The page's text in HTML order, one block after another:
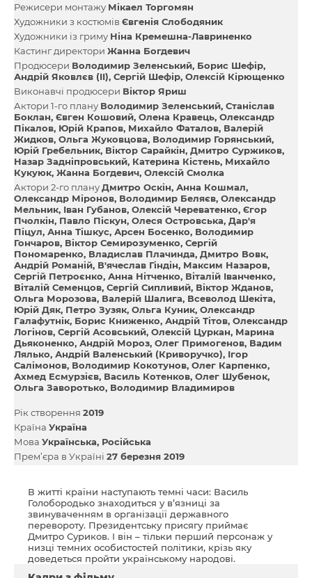
Режисери монтажу Мікаел Торгомян
Художники з костюмів Євгенія Слободяник
Художники із гриму Ніна Кремешна-Лавриненко
Кастинг директори Жанна Богдевич
Продюсери Володимир Зеленський Борис Шефір
Андрій Яковлєв (II) Сергій Шефір Олексій Кірющенко
Виконавчі продюсери Віктор Яриш
Актори 1-го плану Володимир Зеленський Станіслав
Боклан Євген Кошовий Олена Кравець Олександр
Пікалов Юрій Крапов Михайло Фаталов Валерій
Жидков Ольга Жуковцова Володимир Горянський
Юрій Гребельник Віктор Сарайкін Дмитро Суржиков
Назар Задніпровський Катерина Кістень Михайло
Кукуюк Жанна Богдевич Олексій Смолка
Актори 2-го плануДмитро Оскін Анна Кошмал
Олександр Міронов Володимир Беляєв Олександр
Мельник Іван Губанов Олексій Череватенко Єгор
Пчолкін Павло Піскун Олеся Островська Дар'я
Піцул Анна Тішкус Арсен Босенко Володимир
Гончаров Віктор Семирозуменко Сергій
Пономаренко Владислав Плачинда Дмитро Вовк
Андрій Романій В'ячеслав Гіндін Максим Назаров
Сергій Петроєнко Анна Нітченко Віталій Іванченко
Віталій Семенцов Сергій Сипливий Віктор Жданов
Ольга Морозова Валерій Шалига Всеволод Шекіта
Юрій Дяк Петро Зузяк Ольга Куник Олександр
Галафутнік Борис Книженко Андрій Тітов Олександр
Логінов Сергій Асовський Олексій Цуркан Марина
Дьяконенко Андрій Мороз Олег Примогенов Вадим
Лялько Андрій Валенський (Криворучко) Ігор
Салімонов Володимир Кокотунов Олег Карпенко
Ахмед Есмурзієв Василь Котенков Олег Шубенок
Ольга Заворотько Володимир Владимиров
Рік створення 2019
Країна Україна
Мова Українська Російська
Прем’єра в Україні 27 березня 2019
В житті країни наступають темні часи: Василь
Голобородько знаходиться у в’язниці за
звинуваченням в організації державного
перевороту. Президентську присягу приймає
Дмитро Суриков. І він – тільки перший персонаж у
низці темних особистостей політики, крізь яку
доведеться пройти українському народові.